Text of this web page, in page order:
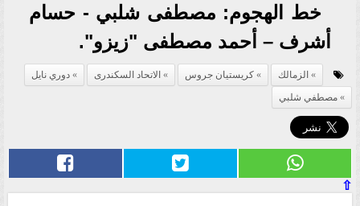
خط الهجوم: مصطفى شلبي - حسام
أشرف – أحمد مصطفى "زيزو".
الزمالك كريستيان جروس الاتحاد السكندرى
دوري نايل
مصطفي شلبي
⇧